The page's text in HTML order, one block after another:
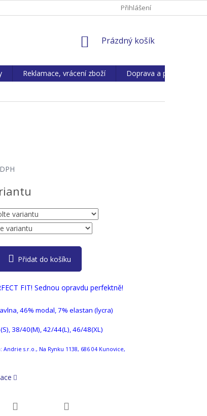
ÚDAJŮ REKLAMACE, VRÁCENÍ ZBOŽÍPřihlášení
NÁKUPNÍ
Prázdný košík
Reklamace, vrácení zboží Doprava a platba
Přidat do košíku
FECT FIT! Sednou opravdu perfektně!
46% modal, 7% elastan (lycra)
38/40(M), 42/44(L), 46/48(XL)
s.r.o., Na Rynku 1138, 686 04 Kunovice,